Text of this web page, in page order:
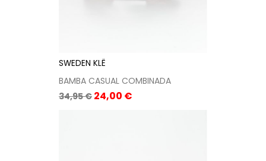
SWEDEN KLË
BAMBA CASUAL COMBINADA
Precio
34,95 € Precio
24,00 €